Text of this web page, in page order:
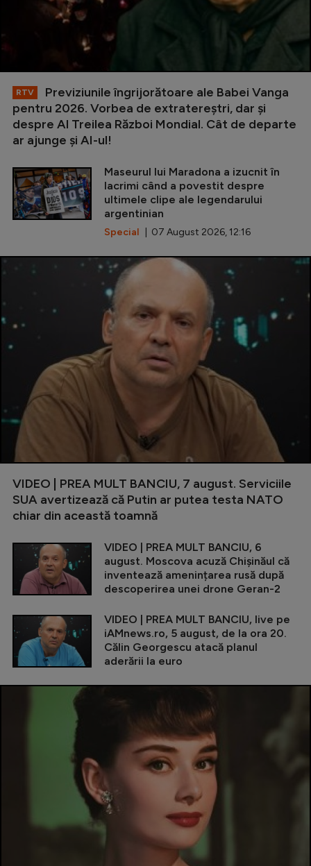
RTV
Previziunile îngrijorătoare ale Babei Vanga
pentru 2026. Vorbea de extratereștri, dar și
despre Al Treilea Război Mondial. Cât de departe
ar ajunge și AI-ul!
Maseurul lui Maradona a izucnit în
lacrimi când a povestit despre
ultimele clipe ale legendarului
argentinian
Special | 07 August 2026, 12:16
VIDEO | PREA MULT BANCIU, 7 august. Serviciile
SUA avertizează că Putin ar putea testa NATO
chiar din această toamnă
VIDEO | PREA MULT BANCIU, 6
august. Moscova acuză Chișinăul că
inventează amenințarea rusă după
descoperirea unei drone Geran-2
VIDEO | PREA MULT BANCIU, live pe
iAMnews.ro, 5 august, de la ora 20.
Călin Georgescu atacă planul
aderării la euro